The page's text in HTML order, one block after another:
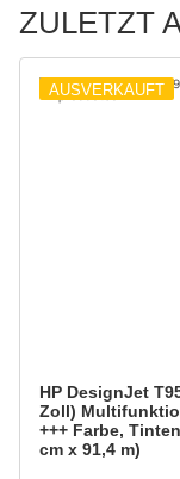
ZULETZT
AUSVERKAUFT
HP DesignJet
Zoll)
+++ Farbe,
cm x 91,4 m)